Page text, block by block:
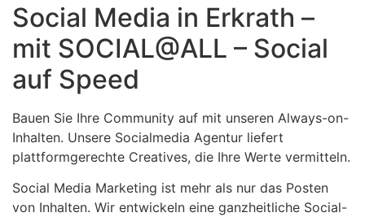
Social Media in Erkrath –
mit SOCIAL@ALL – Social
auf Speed
Bauen Sie Ihre Community auf mit unseren Always-on-
Inhalten. Unsere Socialmedia Agentur liefert
plattformgerechte Creatives, die Ihre Werte vermitteln.
Social Media Marketing ist mehr als nur das Posten
von Inhalten. Wir entwickeln eine ganzheitliche Social-